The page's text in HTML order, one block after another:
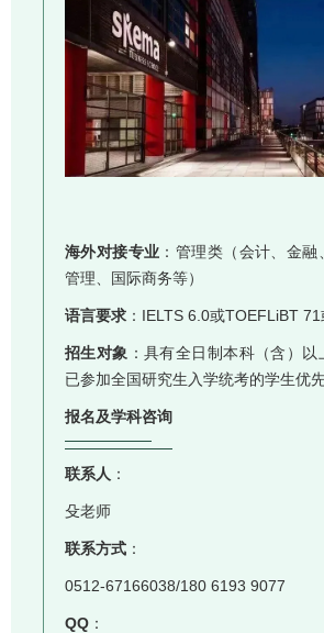
海外对接专业 ：管理类（会计、金
管理、国际商务等）
语言要求：IELTS 6.0或TOEFLiBT
招生对象 ：具有全日制本科（含）以
已参加全国研究生入学统考的学生优先
报名及学科咨询
联系人 ：
殳老师
联系方式：
0512-67166038/180 6193 9077
QQ：